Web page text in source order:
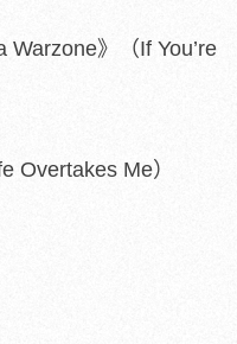
Warzone》（If You’re
Overtakes Me）